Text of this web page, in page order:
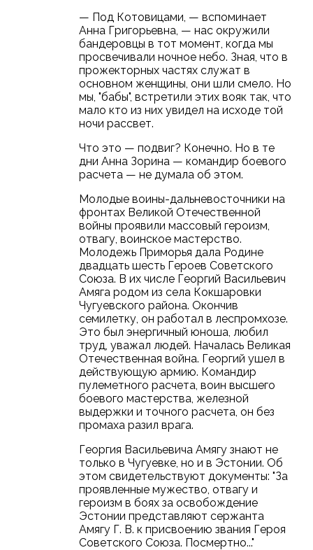
— Под Котовицами, — вспоминает
Анна Григорьевна, — нас окружили
бандеровцы в тот момент, когда мы
просвечивали ночное небо. Зная, что в
прожекторных частях служат в
основном женщины, они шли смело. Но
мы, "бабы", встретили этих вояк так, что
мало кто из них увидел на исходе той
ночи рассвет.
Что это — подвиг? Конечно. Но в те
дни Анна Зорина — командир боевого
расчета — не думала об этом.
Молодые воины-дальневосточники на
фронтах Великой Отечественной
войны проявили массовый героизм,
отвагу, воинское мастерство.
Молодежь Приморья дала Родине
двадцать шесть Героев Советского
Союза. В их числе Георгий Васильевич
Амяга родом из села Кокшаровки
Чугуевского района. Окончив
семилетку, он работал в леспромхозе.
Это был энергичный юноша, любил
труд, уважал людей. Началась Великая
Отечественная война. Георгий ушел в
действующую армию. Командир
пулеметного расчета, воин высшего
боевого мастерства, железной
выдержки и точного расчета, он без
промаха разил врага.
Георгия Васильевича Амягу знают не
только в Чугуевке, но и в Эстонии. Об
этом свидетельствуют документы: "За
проявленные мужество, отвагу и
героизм в боях за освобождение
Эстонии представляют сержанта
Амягу Г. В. к присвоению звания Героя
Советского Союза. Посмертно..."